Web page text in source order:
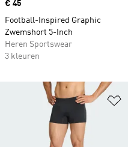
Price
€ 45
Football-Inspired Graphic
Zwemshort 5-Inch
Heren Sportswear
3 kleuren